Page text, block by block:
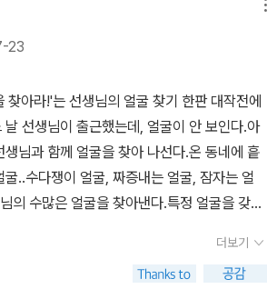
23
찾아라!'는 선생님의 얼굴 찾기 한판 대작전에
날 선생님이 출근했는데, 얼굴이 안 보인다.아
생님과 함께 얼굴을 찾아 나선다.온 동네에 흩
굴..수다쟁이 얼굴, 짜증내는 얼굴, 잠자는 얼
의 수많은 얼굴을 찾아낸다.특정 얼굴을 갖다
리려는 순간..아이들은 망설인다.선생님의 화
도 자신들을 위한 얼굴이라는 것을..선생님
더보기